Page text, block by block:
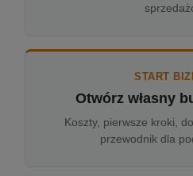
START
Otwórz własny
Koszty, pierwsze kroki,
przewodnik dla